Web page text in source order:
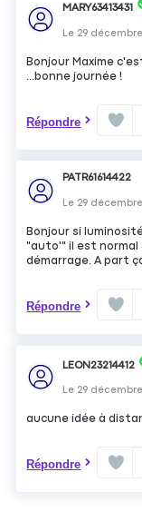
MARY63413431
Le 29
Bonjour Maxime
...bonne journée !
Répondre
PATR61614422
Le 29
Bonjour si
"auto'" il est normal
démarrage. A part
Répondre
LEON23214412
Le 29
aucune idée à
Répondre